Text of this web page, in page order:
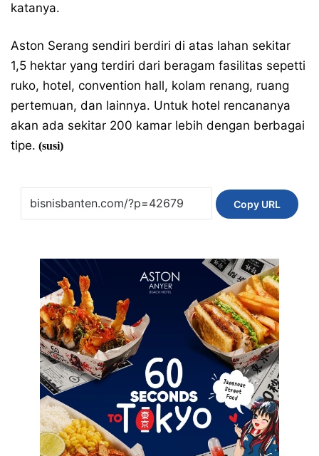
katanya.
Aston Serang sendiri berdiri di atas lahan sekitar
1,5 hektar yang terdiri dari beragam fasilitas sepetti
ruko, hotel, convention hall, kolam renang, ruang
pertemuan, dan lainnya. Untuk hotel rencananya
akan ada sekitar 200 kamar lebih dengan berbagai
tipe. (susi)
Copy URL